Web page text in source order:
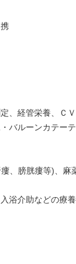
、経管栄養、Ｃ
バルーンカテー
、膀胱瘻等)、麻
浴介助などの療